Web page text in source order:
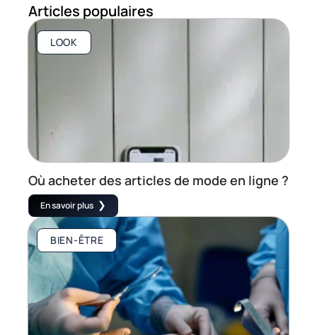
Articles populaires
LOOK
Où acheter des articles de mode en ligne ?
En savoir plus
BIEN-ÊTRE